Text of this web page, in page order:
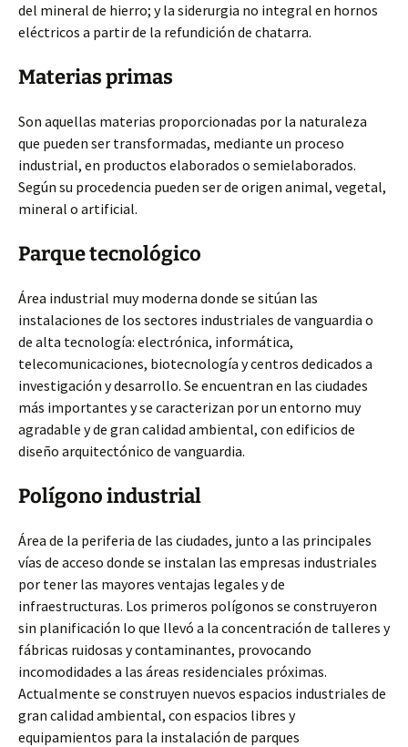
del mineral de hierro; y la siderurgia no integral en hornos
eléctricos a partir de la refundición de chatarra.
Materias primas
Son aquellas materias proporcionadas por la naturaleza
que pueden ser transformadas, mediante un proceso
industrial, en productos elaborados o semielaborados.
Según su procedencia pueden ser de origen animal, vegetal,
mineral o artificial.
Parque tecnológico
Área industrial muy moderna donde se sitúan las
instalaciones de los sectores industriales de vanguardia o
de alta tecnología: electrónica, informática,
telecomunicaciones, biotecnología y centros dedicados a
investigación y desarrollo. Se encuentran en las ciudades
más importantes y se caracterizan por un entorno muy
agradable y de gran calidad ambiental, con edificios de
diseño arquitectónico de vanguardia.
Polígono industrial
Área de la periferia de las ciudades, junto a las principales
vías de acceso donde se instalan las empresas industriales
por tener las mayores ventajas legales y de
infraestructuras. Los primeros polígonos se construyeron
sin planificación lo que llevó a la concentración de talleres y
fábricas ruidosas y contaminantes, provocando
incomodidades a las áreas residenciales próximas.
Actualmente se construyen nuevos espacios industriales de
gran calidad ambiental, con espacios libres y
equipamientos para la instalación de parques